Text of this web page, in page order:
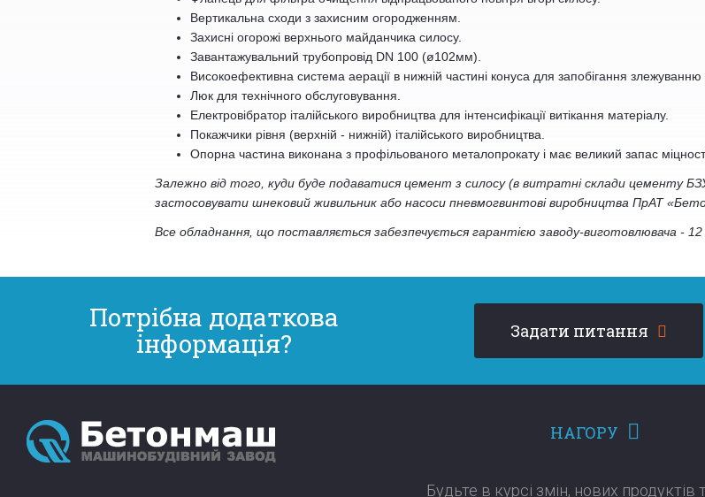
Вертикальна сходи з захисним огородженням.
Захисні огорожі верхнього майданчика силосу.
Завантажувальний трубопровід DN 100 (ø102мм).
Високоефективна система аерації в нижній частині конуса для запобігання злежуванню
Люк для технічного обслуговування.
Електровібратор італійського виробництва для інтенсифікації витікання матеріалу.
Покажчики рівня (верхній - нижній) італійського виробництва.
Опорна частина виконана з профільованого металопрокату і має великий запас
Залежно від того, куди буде подаватися цемент з силосу (в витратні склади цементу
застосовувати шнековий живильник або насоси пневмогвинтові виробництва ПрАТ
Все обладнання, що поставляється забезпечується гарантією заводу-виготовлювача - 12
Потрібна додаткова
інформація?
Задати питання
НАГОРУ
Будьте в курсі змін, нових продуктів